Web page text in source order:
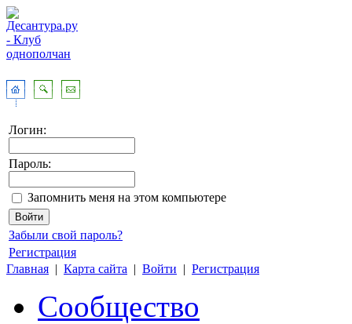
Логин:
Пароль:
Запомнить меня на этом компьютере
Забыли свой пароль?
Регистрация
Главная | Карта сайта | Войти | Регистрация
Сообщество